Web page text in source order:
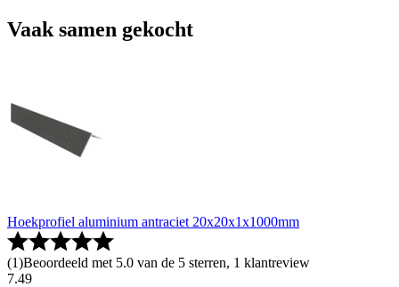
Vaak samen gekocht
Hoekprofiel aluminium antraciet 20x20x1x1000mm
(1)Beoordeeld met 5.0 van de 5 sterren, 1 klantreview
7.49